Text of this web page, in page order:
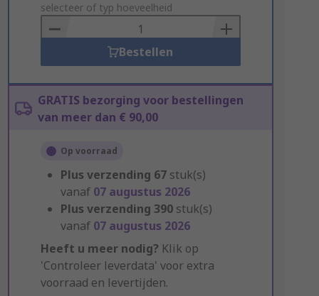
to
Basket
selecteer of typ hoeveelheid
Bestellen
GRATIS bezorging voor bestellingen
van meer dan € 90,00
Op voorraad
Plus verzending 67 stuk(s)
vanaf 07 augustus 2026
Plus verzending 390 stuk(s)
vanaf 07 augustus 2026
Heeft u meer nodig? Klik op
'Controleer leverdata' voor extra
voorraad en levertijden.